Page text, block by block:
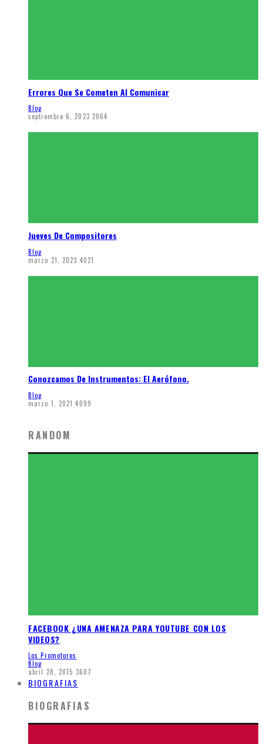
Errores Que Se Cometen Al Comunicar
Blog
septiembre 6, 2023 2064
Jueves De Compositores
Blog
marzo 21, 2023 4021
Conozcamos De Instrumentos: El Aerófono.
Blog
marzo 1, 2021 4099
RANDOM
FACEBOOK ¿UNA AMENAZA PARA YOUTUBE CON LOS
VIDEOS?
Los Promotores
Blog
abril 28, 2015 3607
BIOGRAFIAS
BIOGRAFIAS